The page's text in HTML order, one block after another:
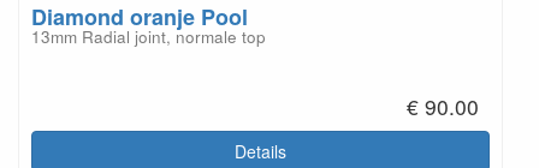
Diamond oranje Pool
13mm Radial joint, normale top
€ 90.00
Details